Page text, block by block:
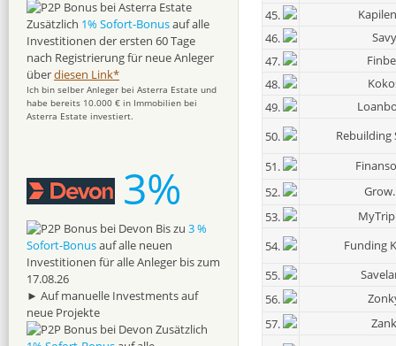
45.
46.
Savy
47.
48.
49.
50.
Rebuilding
51.
52.
53.
54.
Funding
55.
56.
57.
Zank
Zusätzlich 1% Sofort-Bonusauf alle
Investitionen der ersten 60 Tage
nach Registrierung für neue Anleger
überdiesen Link*
Ich bin selber Anleger bei Asterra Estate und
habe bereits 10.000 € in Immobilien bei
Asterra Estate investiert.
3%
Bis zu 3 %
Sofort-Bonusauf alle neuen
Investitionen für alle Anleger bis zum
17.08.26
► Auf manuelle Investments auf
neue Projekte
Zusätzlich